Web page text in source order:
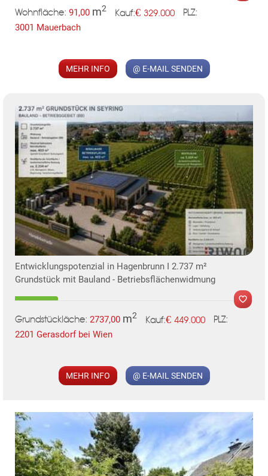
Wohnfläche: 91,00 m2 Kauf:€ 329.000 PLZ:
3001 Mauerbach
MEHR INFO @ E-MAIL SENDEN
Entwicklungspotenzial in Hagenbrunn I 2.737 m²
Grundstück mit Bauland - Betriebsflächenwidmung
Grundstückläche: 2737,00 m2 Kauf:€ 449.000 PLZ:
2201 Gerasdorf bei Wien
MEHR INFO @ E-MAIL SENDEN